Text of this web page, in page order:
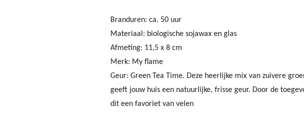
Branduren: ca. 50 uur
Materiaal: biologische sojawax en glas
Afmeting: 11,5 x 8 cm
Merk: My flame
Geur: Green Tea Time. Deze heerlijke mix van zuivere
geeft jouw huis een natuurlijke, frisse geur. Door de
dit een favoriet van velen